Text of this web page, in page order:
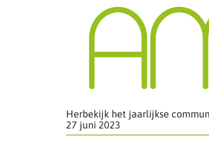
Herbekijk het jaarlijkse
27 juni 2023